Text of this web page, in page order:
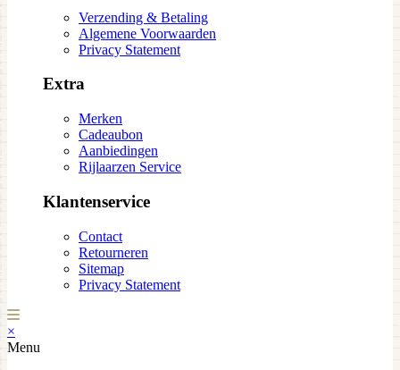
Verzending & Betaling
Algemene Voorwaarden
Privacy Statement
Extra
Merken
Cadeaubon
Aanbiedingen
Rijlaarzen Service
Klantenservice
Contact
Retourneren
Sitemap
Privacy Statement
×
Menu